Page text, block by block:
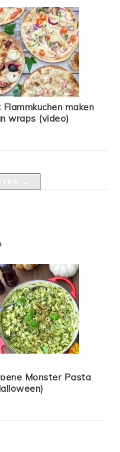
Flammkuchen maken
wraps (video)
Monster Pasta